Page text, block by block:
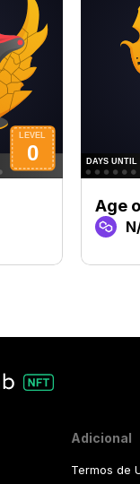
Age
Adicional
Termos de